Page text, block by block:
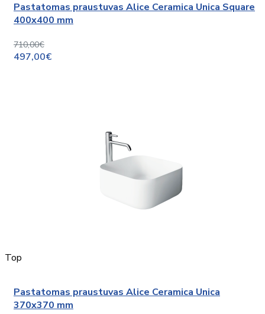
Pastatomas praustuvas Alice Ceramica Unica Square
400x400 mm
710,00€
497,00€
Top
Pastatomas praustuvas Alice Ceramica Unica
370x370 mm